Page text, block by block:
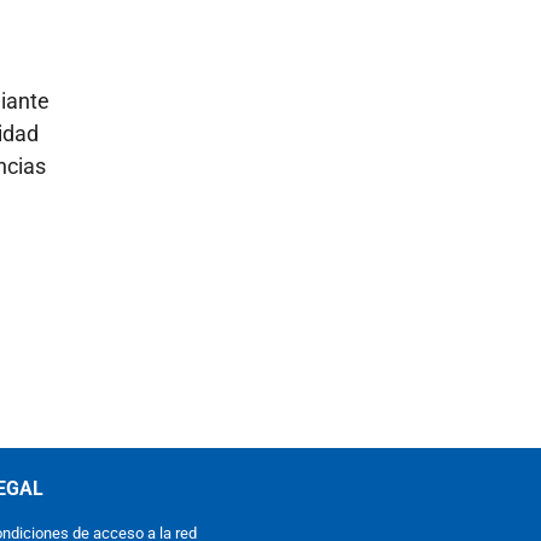
de acceso a la red